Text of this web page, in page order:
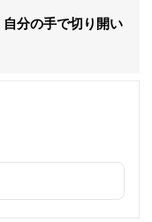
分の手で切り開い